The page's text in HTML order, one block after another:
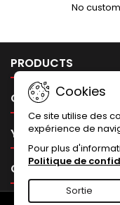
No
PRODUCTS
OUR COMPANY
YOUR ACCOUNT
CONTACT
Cookies
Ce site utilise des
expérience de
Pour plus
Politique de
Sortie